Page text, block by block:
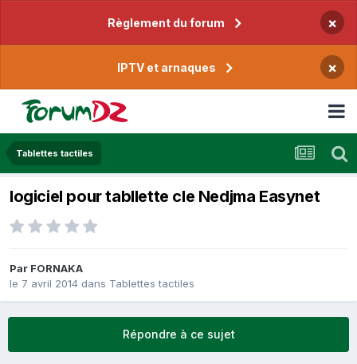
Règlement du forum ×
IPTV et arnaques ×
Tablettes tactiles
logiciel pour tabllette cle Nedjma Easynet
Par FORNAKA
le 7 avril 2014 dans Tablettes tactiles
Répondre à ce sujet